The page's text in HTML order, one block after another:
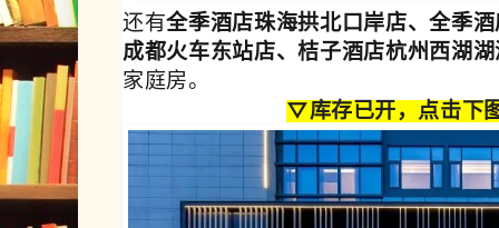
还有全季酒店珠海拱北口岸店、全季
成都火车东站店、桔子酒店杭州西湖
家庭房。
▽库存已开，点击下